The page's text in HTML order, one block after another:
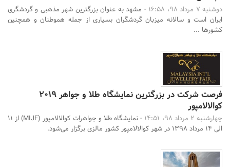
دوشنبه 7 مرداد 98، 16:58 -
مشهد به عنوان بزرگترین شهر مذهبی و گردشگری
ایران است و سالانه میزبان گردشگران بسیاری از جمله هموطنان و همچنین
کشورها ...
فرصت شرکت در بزرگترین نمایشگاه طلا و جواهر 2019
کوالالامپور
چهارشنبه 2 مرداد 98، 14:51 -
نمایشگاه طلا و جواهرات کوالالامپور (MIJF) از 11
الی 14 مرداد 1398 در شهر کوالالامپور کشور مالزی برگزار می‌شود.